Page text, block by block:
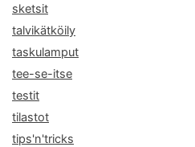
sketsit
talvikätköily
taskulamput
tee-se-itse
testit
tilastot
tips'n'tricks